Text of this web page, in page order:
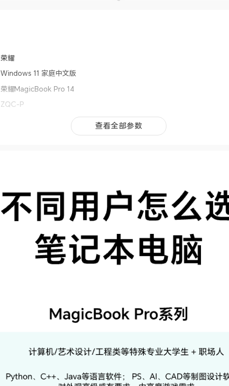
荣耀
Windows 11 家庭中文版
荣耀MagicBook Pro 14
ZQC-P
319.8×231.8×15.9mm(备注:受产品配置、测量方法的影响，实际厚度或有
Intel® Core™ Ultra 5 338H
查看全部参数
查看全部参数